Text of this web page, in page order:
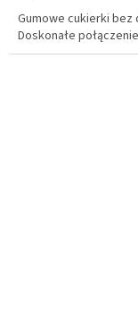
Gumowe cukierki bez
Doskonałe